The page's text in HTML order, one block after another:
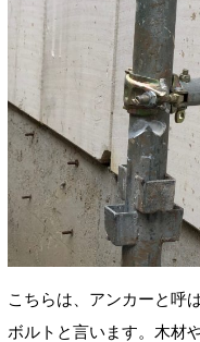
こちらは、アンカーと呼
ボルトと言います。木材